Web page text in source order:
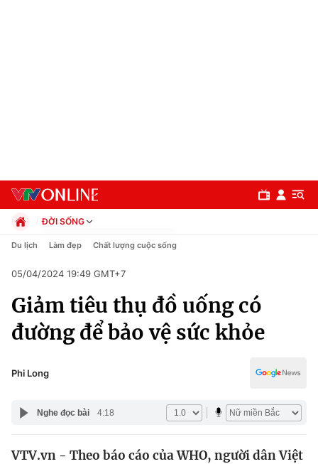
Chuyên mục
Chính trị
Pháp luật
ĐỜI SỐNG
Chính trị
Pháp luật
Kinh tế
Thể thao
Truyền hình
Y tế
Công nghệ
Du lịch Làm đẹp Chất lượng cuộc sống
05/04/2024 19:49 GMT+7
Giảm tiêu thụ đồ uống có
đường để bảo vệ sức khỏe
Phi Long
Nghe đọc bài 4:18
VTV.vn - Theo báo cáo của WHO, người dân Việt